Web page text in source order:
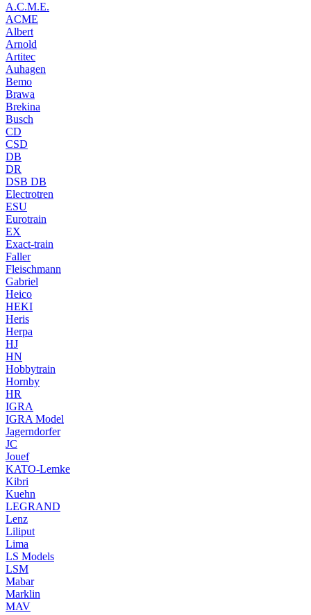
A.C.M.E.
ACME
Albert
Arnold
Artitec
Auhagen
Bemo
Brawa
Brekina
Busch
CD
CSD
DB
DR
DSB DB
Electrotren
ESU
Eurotrain
EX
Exact-train
Faller
Fleischmann
Gabriel
Heico
HEKI
Heris
Herpa
HJ
HN
Hobbytrain
Hornby
HR
IGRA
IGRA Model
Jagerndorfer
JC
Jouef
KATO-Lemke
Kibri
Kuehn
LEGRAND
Lenz
Liliput
Lima
LS Models
LSM
Mabar
Marklin
MAV